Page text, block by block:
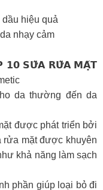
hiệu quả
nhạy cảm
𝟭𝟬 𝗦𝗨̛̃𝗔 𝗥𝗨̛̃𝗔 𝗠𝗔̣̆𝗧
da thường đến da
được phát triển bởi
rửa mặt được khuyên
khả năng làm sạch
phần giúp loại bỏ đi